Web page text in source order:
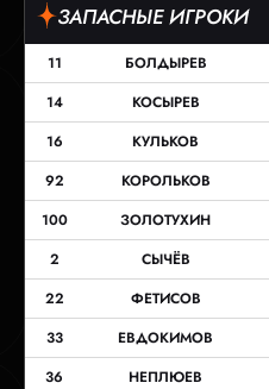
ЗАПАСНЫЕ ИГРОКИ
11 БОЛДЫРЕВ
14
КОСЫРЕВ
16
КУЛЬКОВ
92
КОРОЛЬКОВ
100
ЗОЛОТУХИН
2
СЫЧЁВ
22
ФЕТИСОВ
33
ЕВДОКИМОВ
36
НЕПЛЮЕВ